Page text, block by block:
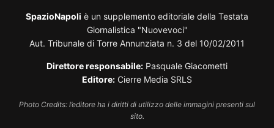
SpazioNapoli è un supplemento editoriale della Testata
Giornalistica "Nuovevoci"
Aut. Tribunale di Torre Annunziata n. 3 del 10/02/2011
Direttore responsabile: Pasquale Giacometti
Editore: Cierre Media SRLS
Photo Credits: l’editore ha i diritti di utilizzo delle immagini presenti sul
sito.